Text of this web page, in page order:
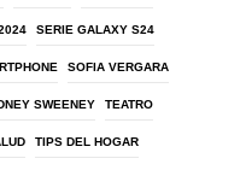
SERIE GALAXY S24
SOFIA VERGARA
SWEENEY TEATRO
TIPS DEL HOGAR